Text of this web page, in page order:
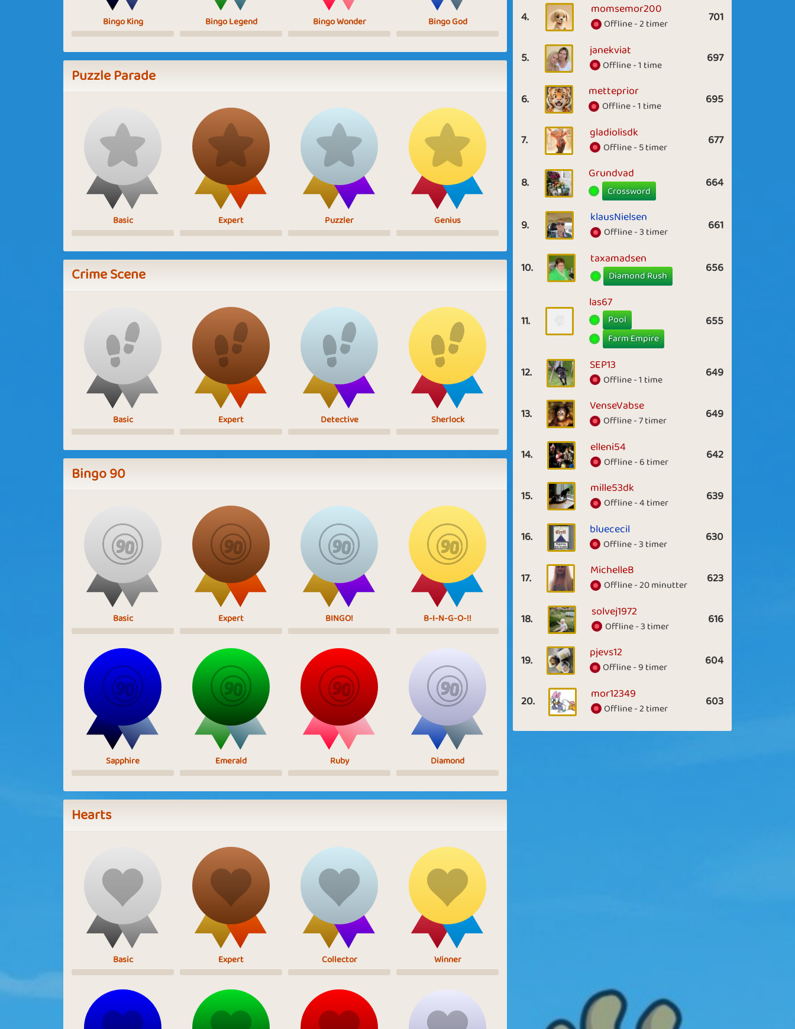
Bingo King Bingo Legend Bingo Wonder Bingo God
Puzzle Parade
Basic Expert Puzzler Genius
Crime Scene
Basic Expert Detective Sherlock
Bingo 90
Basic Expert BINGO! B-I-N-G-O-!!
Sapphire Emerald Ruby Diamond
Hearts
Basic Expert Collector Winner
4. momsemor200
Offline - 2 timer 701
5. janekviat
Offline - 1 time 697
6. metteprior
Offline - 1 time 695
7. gladiolisdk
Offline - 5 timer 677
8.
Grundvad
Crossword 664
9. klausNielsen
Offline - 3 timer 661
10.
taxamadsen
Diamond Rush 656
11.
las67
Pool
Farm Empire
655
12. SEP13
Offline - 1 time 649
13. VenseVabse
Offline - 7 timer 649
14. elleni54
Offline - 6 timer 642
15. mille53dk
Offline - 4 timer 639
16. bluececil
Offline - 3 timer 630
17. MichelleB
Offline - 20 minutter 623
18. solvej1972
Offline - 3 timer 616
19. pjevs12
Offline - 9 timer 604
20. mor12349
Offline - 2 timer 603